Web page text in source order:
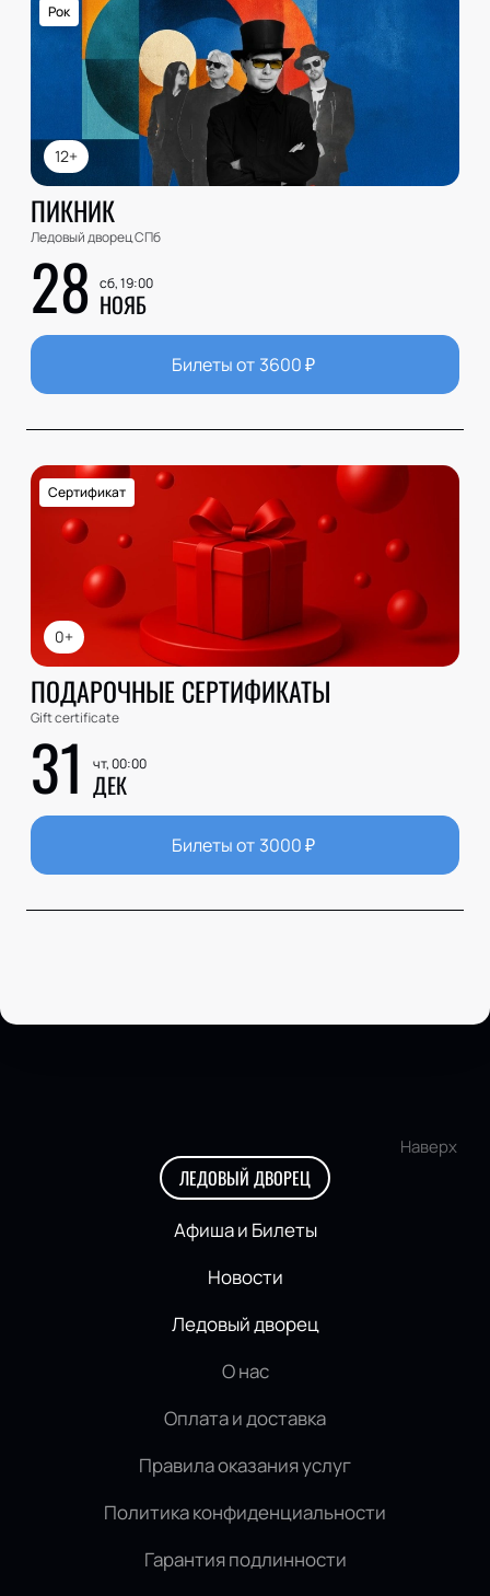
12+
Рок
ПИКНИК
Ледовый дворец СПб
28 сб, 19:00
НОЯБ
Билеты от 3600₽
0+
Сертификат
ПОДАРОЧНЫЕ СЕРТИФИКАТЫ
Gift certificate
31 чт, 00:00
ДЕК
Билеты от 3000₽
Наверх
ЛЕДОВЫЙ ДВОРЕЦ
Афиша и Билеты
Новости
Ледовый дворец
О нас
Оплата и доставка
Правила оказания услуг
Политика конфиденциальности
Гарантия подлинности